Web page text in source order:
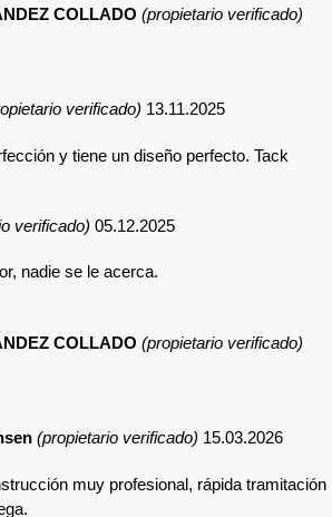
COLLADO (propietario verificado)
verificado) 13.11.2025
y tiene un diseño perfecto. Tack
verificado) 05.12.2025
nadie se le acerca.
COLLADO (propietario verificado)
(propietario verificado) 15.03.2026
muy profesional, rápida tramitación